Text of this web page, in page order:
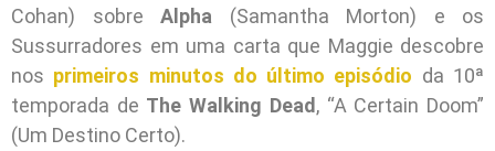
Cohan) sobre Alpha (Samantha Morton) e os
Sussurradores em uma carta que Maggie descobre
nos primeiros minutos do último episódio da 10ª
temporada de The Walking Dead, “A Certain Doom”
(Um Destino Certo).